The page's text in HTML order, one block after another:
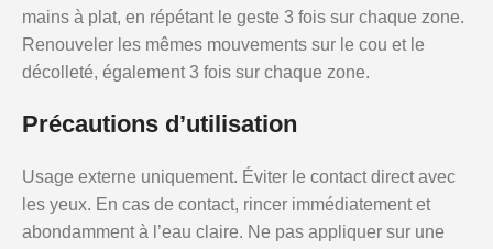
mains à plat, en répétant le geste 3 fois sur chaque zone.
Renouveler les mêmes mouvements sur le cou et le
décolleté, également 3 fois sur chaque zone.
Précautions d’utilisation
Usage externe uniquement. Éviter le contact direct avec
les yeux. En cas de contact, rincer immédiatement et
abondamment à l’eau claire. Ne pas appliquer sur une